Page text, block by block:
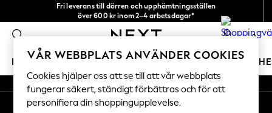
Fri leverans till dörren och upphämtningsställen
över 600 kr inom 2–4 arbetsdagar*
0
FLICKOR POJKAR BABY DAMER HERRAR
GIRLS
New In
An error occurred on client
Våra sociala nätverk
Mitt konto
VÅR WEBBPLATS ANVÄNDER COOKIES
Cookies hjälper oss att se till att vår webbplats
fungerar säkert, ständigt förbättras och för att
personifiera din shoppingupplevelse.